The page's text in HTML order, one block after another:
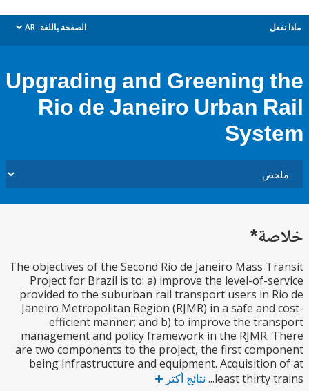
الصفحة باللغة: AR
dropdown
Upgrading and Greening
Rio de Janeiro Urban
The objectives of the Second Rio de Janeiro Mass
Project for Brazil is to: a) improve the level-of-
provided to the suburban rail transport users in
Janeiro Metropolitan Region (RJMR) in a safe
efficient manner; and b) to improve the
management and policy framework in the RJMR.
are two components to the project, the first
being infrastructure and equipment.
least thirty نتائج أكثر